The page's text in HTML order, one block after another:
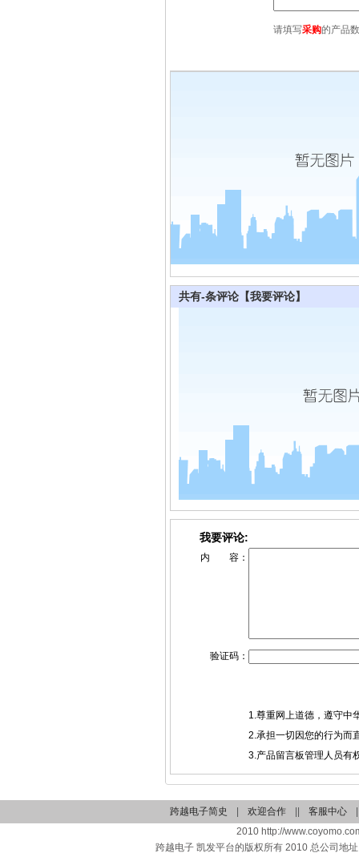
请填写采购的产品
共有-条评论 【我要评论】
我要评论:
内 容：
验证码：
1.尊重网上道德，遵守中
2.承担一切因您的行为而
3.产品留言板管理人员有
跨越电子简史 欢迎合作 客服中心
2010 http://
跨越电子 凯发平台的版权所有 2010 总公司地